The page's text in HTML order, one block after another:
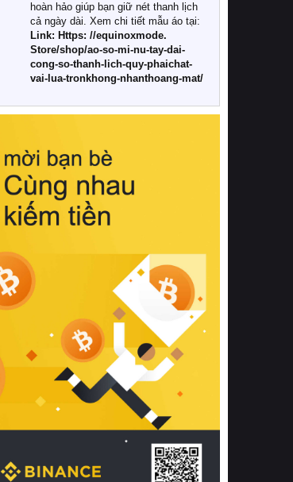
Khác với các dòng sản phẩm thông
thường, những bộ chăn ga gối đệm
cao cấp trải qua quy trình sản xuất
nghiêm ngặt từ khâu chọn lọc nguyên
liệu tự nhiên đến công nghệ dệt
nhuộm hiện đại không chứa hóa chất
này, bạn sẽ cảm nhận rõ rệt sự khác
hồi chuẩn xác của phần đệm nâng đỡ
cột sống.
Bên cạnh đó, việc lựa chọn các dòng
sản phẩm đạt chuẩn chất lượng quốc
tế còn giúp ngăn ngừa tình trạng kích
khuẩn và nấm mốc trong điều kiện
thời tiết nóng ẩm. Bạn có thể tìm hiểu
thêm các nghiên cứu khoa học về tác
động của giấc ngủ và môi trường
phòng ngủ đối với sức khỏe con
người tại Sleep Foundation (External
Link) để có cái nhìn toàn diện hơn.
2. Các tiêu chí vàng khi lựa chọn
chăn ga gối đệm cao cấp cho phòng
ngủ
Để sở hữu một bộ chăn ga gối đệm
cao cấp hoàn hảo cả về thẩm mỹ lẫn
công năng, người tiêu dùng cần cân
nhắc kỹ lưỡng các tiêu chí quan trọng
hoàn hảo giúp bạn giữ nét thanh lịch
cả ngày dài. Xem chi tiết mẫu áo tại:
Link: Https: //equinoxmode.
Store/shop/ao-so-mi-nu-tay-dai-
cong-so-thanh-lich-quy-phaichat-
vai-lua-tronkhong-nhanthoang-mat/